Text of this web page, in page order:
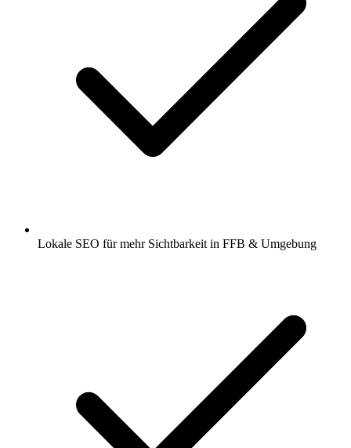
Lokale SEO für mehr Sichtbarkeit in FFB & Umgebung